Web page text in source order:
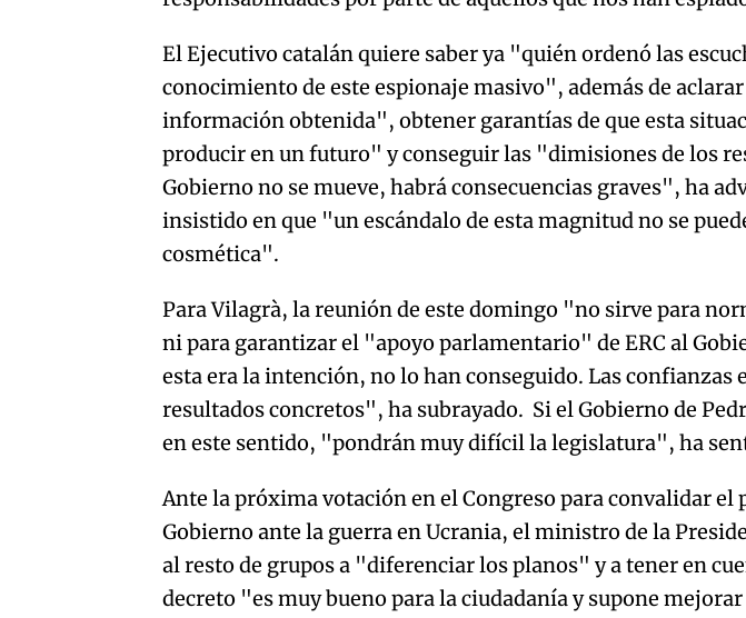
El Ejecutivo catalán quiere saber ya "quién ordenó las
conocimiento de este espionaje masivo", además de
información obtenida", obtener garantías de que esta
producir en un futuro" y conseguir las "dimisiones de los
Gobierno no se mueve, habrá consecuencias graves", ha
insistido en que "un escándalo de esta magnitud no se
cosmética".
Para Vilagrà, la reunión de este domingo "no sirve para
ni para garantizar el "apoyo parlamentario" de ERC al
esta era la intención, no lo han conseguido. Las confianzas
resultados concretos", ha subrayado. Si el Gobierno de
en este sentido, "pondrán muy difícil la legislatura", ha
Ante la próxima votación en el Congreso para convalidar el
Gobierno ante la guerra en Ucrania, el ministro de la
al resto de grupos a "diferenciar los planos" y a tener en
decreto "es muy bueno para la ciudadanía y supone mejorar